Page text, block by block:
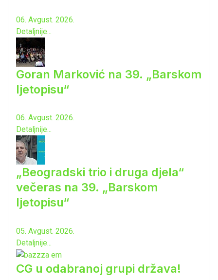
06. Avgust. 2026.
Detaljnije...
Goran Marković na 39. „Barskom
ljetopisu“
06. Avgust. 2026.
Detaljnije...
„Beogradski trio i druga djela“
večeras na 39. „Barskom
ljetopisu“
05. Avgust. 2026.
Detaljnije...
CG u odabranoj grupi država!